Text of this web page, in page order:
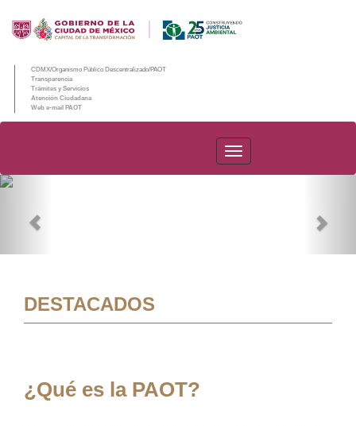
CDMX/Organismo Público Descentralizado/PAOT
Transparencia
Trámites y Servicios
Atención Ciudadana
Web e-mail PAOT
PAOT
DESTACADOS
¿Qué es la PAOT?